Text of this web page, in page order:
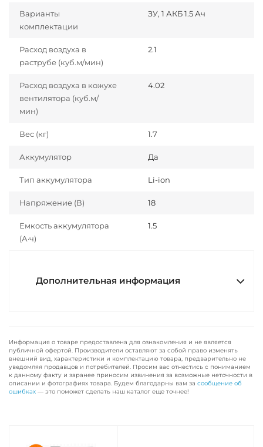
Варианты
комплектации
ЗУ, 1 АКБ 1.5 Ач
Расход воздуха в
раструбе (куб.м/мин)
2.1
Расход воздуха в кожухе
вентилятора (куб.м/
мин)
4.02
Вес (кг) 1.7
Аккумулятор Да
Тип аккумулятора Li-ion
Напряжение (В) 18
Емкость аккумулятора
(А·ч)
1.5
Дополнительная информация
Информация о товаре предоставлена для ознакомления и не является
публичной офертой. Производители оставляют за собой право изменять
внешний вид, характеристики и комплектацию товара, предварительно не
уведомляя продавцов и потребителей. Просим вас отнестись с пониманием
к данному факту и заранее приносим извинения за возможные неточности в
описании и фотографиях товара. Будем благодарны вам за сообщение об
ошибках — это поможет сделать наш каталог еще точнее!